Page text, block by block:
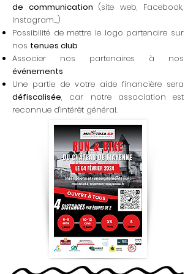
de communication (site web, Facebook,
Instagram...)
Possibilité de mettre le logo partenaire sur
nos tenues club
Associer nos partenaires à nos
événements
Une partie de votre aide financière sera
défiscalisée, car notre association est
reconnue d'intérêt général.